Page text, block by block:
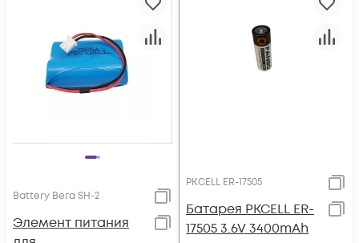
Battery Вега SH-2
Элемент питания
PKCELL ER-17505
Батарея PKCELL ER-
17505 3.6V 3400mAh